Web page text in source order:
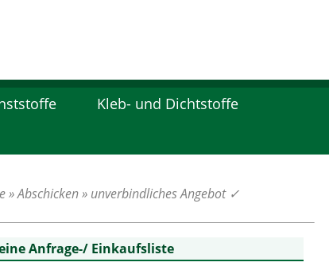
Kleb- und Dichtstoffe
Abschicken » unverbindliches Angebot ✓
Anfrage-/ Einkaufsliste